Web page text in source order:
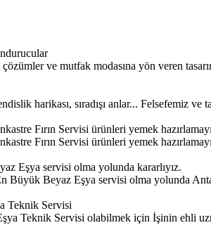
ve mutfak modasına yön veren
harikası, sıradışı anlar... Felsefemiz
Fırın Servisi ürünleri yemek
Fırın Servisi ürünleri yemek
Eşya servisi olma yolunda kararlıyız.
Büyük Beyaz Eşya servisi olma yolunda
Teknik Servisi
Teknik Servisi olabilmek için İşinin ehli